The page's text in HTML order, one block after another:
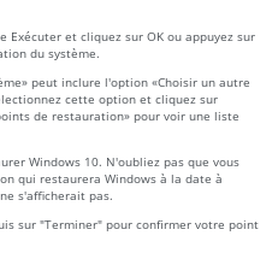
Exécuter et cliquez sur OK ou appuyez sur
du système.
peut inclure l'option «Choisir un autre
cette option et cliquez sur
de restauration» pour voir une liste
Windows 10. N'oubliez pas que vous
qui restaurera Windows à la date à
s'afficherait pas.
sur "Terminer" pour confirmer votre point